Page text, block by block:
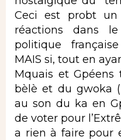
Ceci est probt
réactions dans
politique
MAIS si, tout en
Mquais et Gpéens
bèlè et du gwoka
au son du ka en
de voter pour
a rien à faire pour